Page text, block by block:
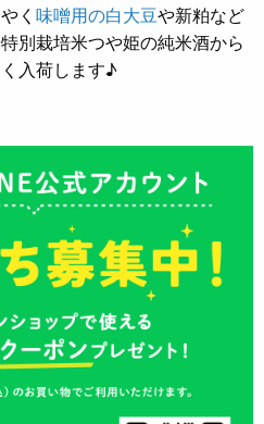
く 味噌用の白大豆や新粕など
別栽培米つや姫の純米酒から
入荷します♪